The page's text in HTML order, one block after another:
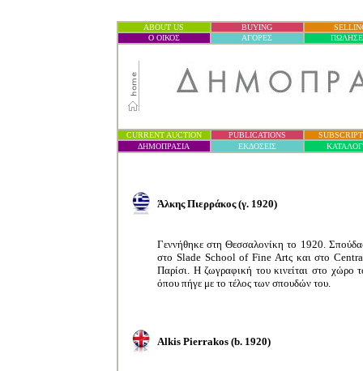
ABOUT US BUYING
Ο ΟΙΚΟΣ
ΑΓΟΡΕΣ
CURRENT AUCTION PUBLICATIONS
ΔΗΜΟΠΡΑΣΙΑ ΕΚΔΟΣΕΙΣ
Άλκης Πιερράκος(γ. 1920)
Γεννήθηκε στη Θεσσαλονίκη το 1920.
στο Slade School of Fine Artς και στοCent
Παρίσι. Η ζωγραφική του κινείται στο
όπου πήγε με το τέλος των σπουδών του.
Alkis Pierrakos (b. 1920)